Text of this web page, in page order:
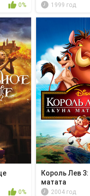
0% 1999 год
0%
Король Лев 3:
матата
2004 год